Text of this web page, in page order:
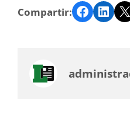
Compartir: Facebook LinkedIn Twitter